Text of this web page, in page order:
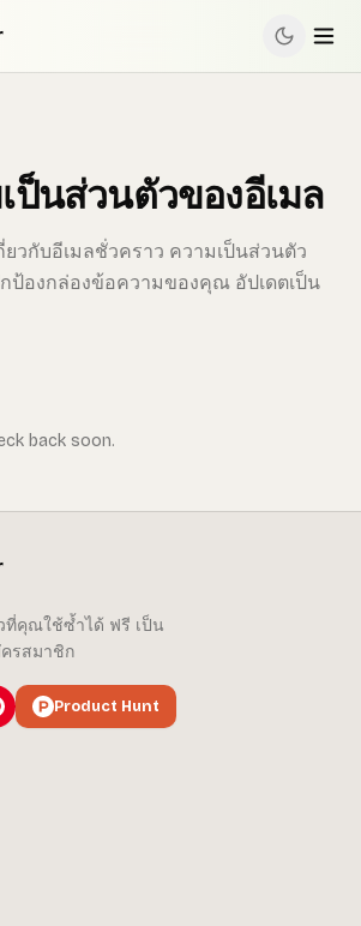
ป็นส่วนตัวของอีเมล
ยวกับอีเมลชั่วคราว ความเป็นส่วนตัว
ป้องกล่องข้อความของคุณ อัปเดตเป็น
back soon.
ที่คุณใช้ซ้ำได้ ฟรี เป็น
รสมาชิก
Product Hunt